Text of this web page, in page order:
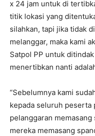
x 24 jam untuk di
titik lokasi yang
silahkan, tapi jika tidak
melanggar, maka kami
Satpol PP untuk
menertibkan nanti
“Sebelumnya kami
kepada seluruh peserta
pelanggaran
mereka memasang